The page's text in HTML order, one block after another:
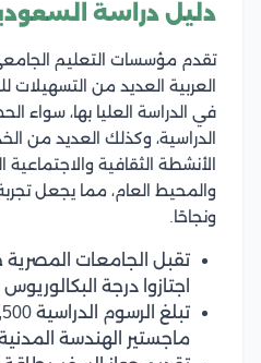
دليل دراسة
تقدم مؤسسات التعليم
العربية العديد من التسهيلات
في الدراسة العليا بها، سواء
الدراسية، وكذلك العديد من
الأنشطة الثقافية
والمحيط العام، مما يجعل
ونجاحًا.
تقبل الجامعات
اجتازوا درجة
ماجستير الهندسة